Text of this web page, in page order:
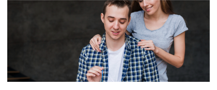
Sticlă pentru apa Personalizată
Seturi cadou pentru copii KID's Collection
Lenjerii de pat pentru copii